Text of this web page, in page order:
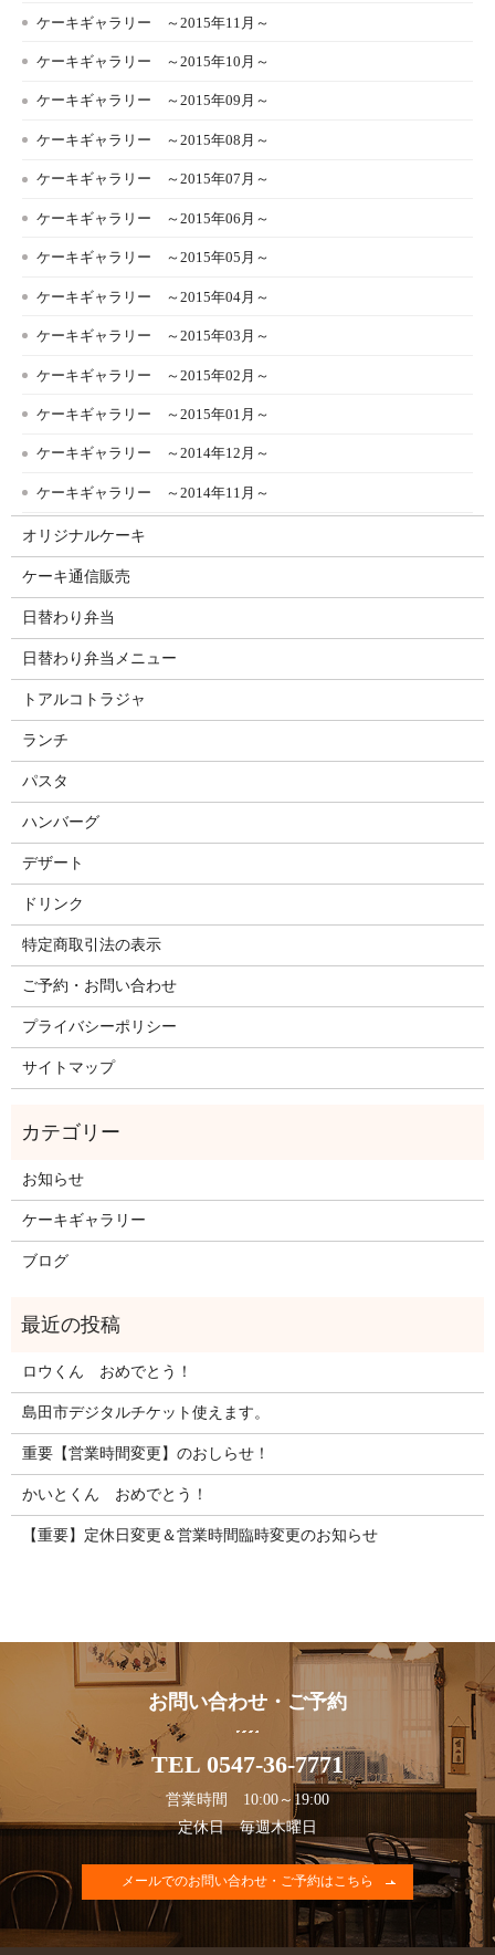
ケーキギャラリー ～2015年11月～
ケーキギャラリー ～2015年10月～
ケーキギャラリー ～2015年09月～
ケーキギャラリー ～2015年08月～
ケーキギャラリー ～2015年07月～
ケーキギャラリー ～2015年06月～
ケーキギャラリー ～2015年05月～
ケーキギャラリー ～2015年04月～
ケーキギャラリー ～2015年03月～
ケーキギャラリー ～2015年02月～
ケーキギャラリー ～2015年01月～
ケーキギャラリー ～2014年12月～
ケーキギャラリー ～2014年11月～
オリジナルケーキ
ケーキ通信販売
日替わり弁当
日替わり弁当メニュー
トアルコトラジャ
ランチ
パスタ
ハンバーグ
デザート
ドリンク
特定商取引法の表示
ご予約・お問い合わせ
プライバシーポリシー
サイトマップ
お知らせ
ケーキギャラリー
ブログ
ロウくん おめでとう！
島田市デジタルチケット使えます。
重要【営業時間変更】のおしらせ！
かいとくん おめでとう！
【重要】定休日変更＆営業時間臨時変更のお知らせ
お問い合わせ・ご予約
TEL 0547-36-7771
営業時間 10:00～19:00
定休日 毎週木曜日
メールでのお問い合わせ・ご予約はこちら